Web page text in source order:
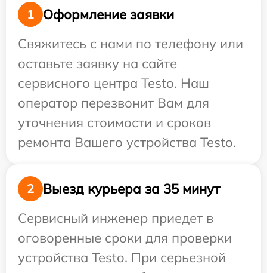
1
Оформление заявки
Свяжитесь с нами по телефону или
оставьте заявку на сайте
сервисного центра Testo. Наш
оператор перезвонит Вам для
уточнения стоимости и сроков
ремонта Вашего устройства Testo.
2
Выезд курьера за 35 минут
Сервисный инженер приедет в
оговоренные сроки для проверки
устройства Testo. При серьезной